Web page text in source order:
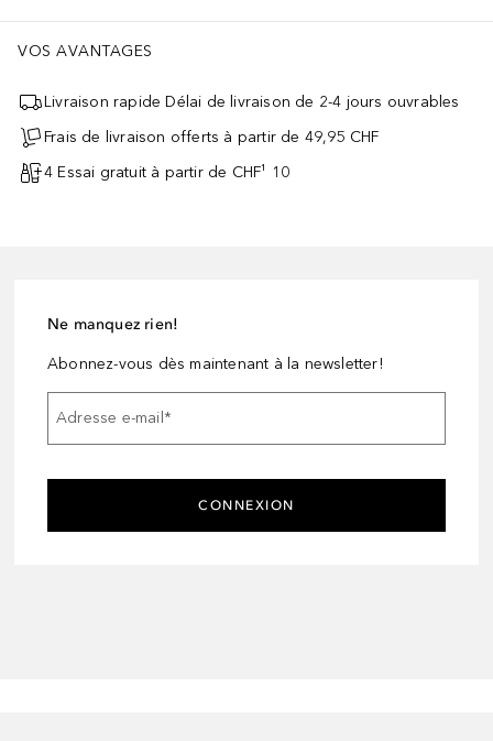
VOS AVANTAGES
Livraison rapide Délai de livraison de 2-4 jours ouvrables
Frais de livraison offerts à partir de 49,95 CHF
4 Essai gratuit à partir de CHF¹ 10
Ne manquez rien!
Abonnez-vous dès maintenant à la newsletter!
Adresse e-mail*
CONNEXION